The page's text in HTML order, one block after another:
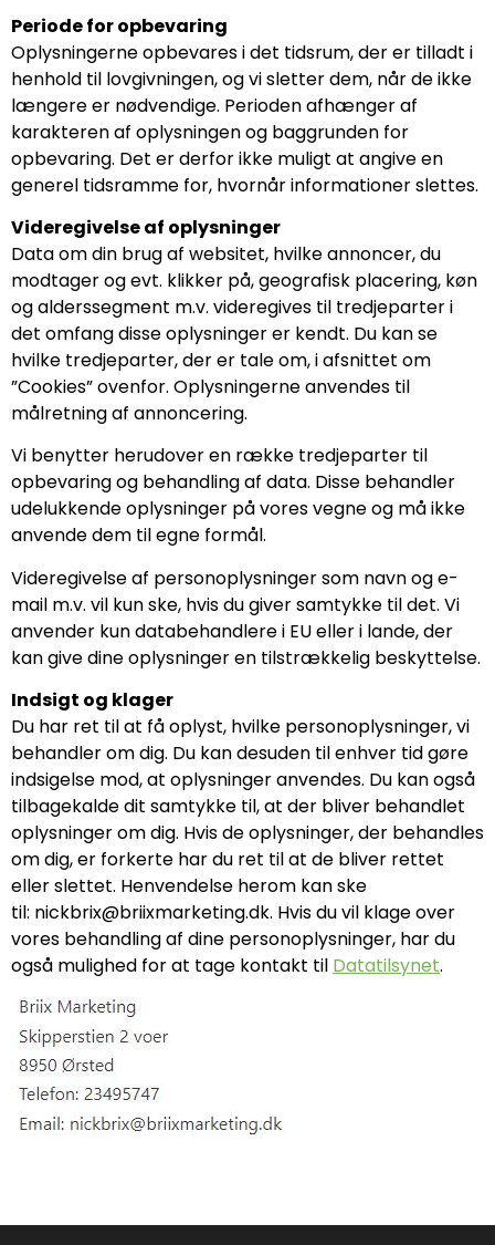
Periode for opbevaring
Oplysningerne opbevares i det tidsrum, der er tilladt i
henhold til lovgivningen, og vi sletter dem, når de ikke
længere er nødvendige. Perioden afhænger af
karakteren af oplysningen og baggrunden for
opbevaring. Det er derfor ikke muligt at angive en
generel tidsramme for, hvornår informationer slettes.
Videregivelse af oplysninger
Data om din brug af websitet, hvilke annoncer, du
modtager og evt. klikker på, geografisk placering, køn
og alderssegment m.v. videregives til tredjeparter i
det omfang disse oplysninger er kendt. Du kan se
hvilke tredjeparter, der er tale om, i afsnittet om
”Cookies” ovenfor. Oplysningerne anvendes til
målretning af annoncering.
Vi benytter herudover en række tredjeparter til
opbevaring og behandling af data. Disse behandler
udelukkende oplysninger på vores vegne og må ikke
anvende dem til egne formål.
Videregivelse af personoplysninger som navn og e-
mail m.v. vil kun ske, hvis du giver samtykke til det. Vi
anvender kun databehandlere i EU eller i lande, der
kan give dine oplysninger en tilstrækkelig beskyttelse.
Indsigt og klager
Du har ret til at få oplyst, hvilke personoplysninger, vi
behandler om dig. Du kan desuden til enhver tid gøre
indsigelse mod, at oplysninger anvendes. Du kan også
tilbagekalde dit samtykke til, at der bliver behandlet
oplysninger om dig. Hvis de oplysninger, der behandles
om dig, er forkerte har du ret til at de bliver rettet
eller slettet. Henvendelse herom kan ske
til: nickbrix@briixmarketing.dk. Hvis du vil klage over
vores behandling af dine personoplysninger, har du
også mulighed for at tage kontakt til Datatilsynet.